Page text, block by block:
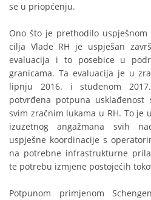
se u priopćenju.
Ono što je prethodilo
cilja Vlade RH je uspješan
evaluacija i to posebice u
granicama. Ta evaluacija je u
lipnju 2016. i studenom
potvrđena potpuna usklađenost
svim zračnim lukama u RH. To je
izuzetnog angažmana svih
uspješne koordinacije s
na potrebne infrastrukturne
te potrebu izmjene postojećih
Potpunom primjenom